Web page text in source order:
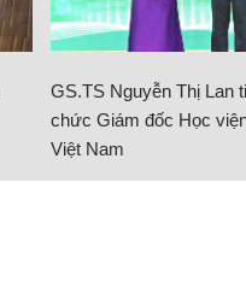
GS.TS Nguyễn Thị Lan
chức Giám đốc Học
Việt Nam